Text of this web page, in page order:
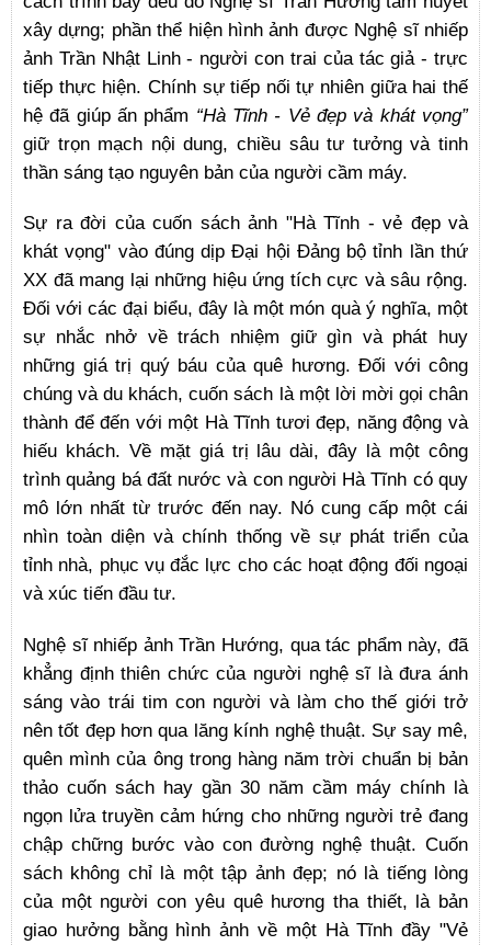
xây dựng; phần thể hiện hình ảnh được Nghệ sĩ nhiếp
ảnh Trần Nhật Linh - người con trai của tác giả - trực
tiếp thực hiện. Chính sự tiếp nối tự nhiên giữa hai thế
hệ đã giúp ấn phẩm “Hà Tĩnh - Vẻ đẹp và khát vọng”
giữ trọn mạch nội dung, chiều sâu tư tưởng và tinh
thần sáng tạo nguyên bản của người cầm máy.
Sự ra đời của cuốn sách ảnh "Hà Tĩnh - vẻ đẹp và
khát vọng" vào đúng dịp Đại hội Đảng bộ tỉnh lần thứ
XX đã mang lại những hiệu ứng tích cực và sâu rộng.
Đối với các đại biểu, đây là một món quà ý nghĩa, một
sự nhắc nhở về trách nhiệm giữ gìn và phát huy
những giá trị quý báu của quê hương. Đối với công
chúng và du khách, cuốn sách là một lời mời gọi chân
thành để đến với một Hà Tĩnh tươi đẹp, năng động và
hiếu khách. Về mặt giá trị lâu dài, đây là một công
trình quảng bá đất nước và con người Hà Tĩnh có quy
mô lớn nhất từ trước đến nay. Nó cung cấp một cái
nhìn toàn diện và chính thống về sự phát triển của
tỉnh nhà, phục vụ đắc lực cho các hoạt động đối ngoại
và xúc tiến đầu tư.
Nghệ sĩ nhiếp ảnh Trần Hướng, qua tác phẩm này, đã
khẳng định thiên chức của người nghệ sĩ là đưa ánh
sáng vào trái tim con người và làm cho thế giới trở
nên tốt đẹp hơn qua lăng kính nghệ thuật. Sự say mê,
quên mình của ông trong hàng năm trời chuẩn bị bản
thảo cuốn sách hay gần 30 năm cầm máy chính là
ngọn lửa truyền cảm hứng cho những người trẻ đang
chập chững bước vào con đường nghệ thuật. Cuốn
sách không chỉ là một tập ảnh đẹp; nó là tiếng lòng
của một người con yêu quê hương tha thiết, là bản
giao hưởng bằng hình ảnh về một Hà Tĩnh đầy "Vẻ